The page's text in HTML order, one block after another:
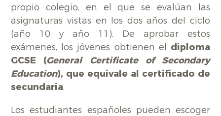
propio colegio, en el que se evalúan las
asignaturas vistas en los dos años del ciclo
(año 10 y año 11). De aprobar estos
exámenes, los jóvenes obtienen el diploma
GCSE (General Certificate of Secondary
Education), que equivale al certificado de
secundaria.
Los estudiantes españoles pueden escoger